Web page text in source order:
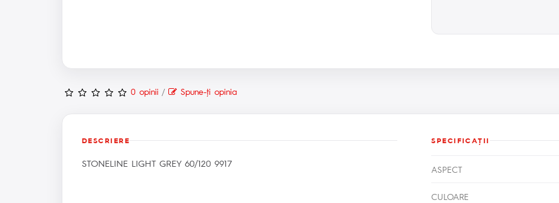
0 opinii / Spune-ţi opinia
DESCRIERE
STONELINE LIGHT GREY 60/120 9917
SPECIFICAŢII
ASPECT
CULOARE